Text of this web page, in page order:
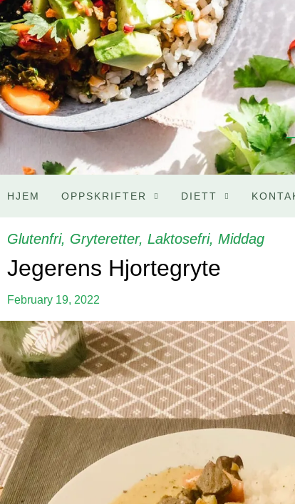
HJEM OPPSKRIFTER DIETT
Glutenfri, Gryteretter, Laktosefri, Middag
Jegerens Hjortegryte
February 19, 2022